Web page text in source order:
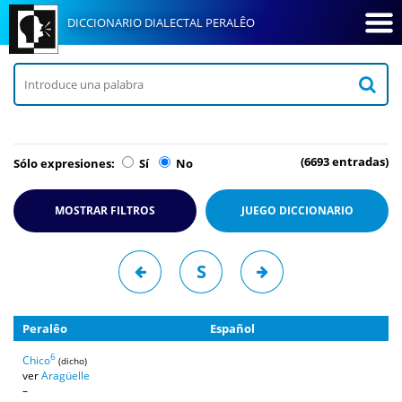
DICCIONARIO DIALECTAL PERALÊO
Sólo expresiones: Sí No (6693 entradas)
MOSTRAR FILTROS JUEGO DICCIONARIO
S
Peralêo Español
Chico6 (dicho)
verAragüelle
–